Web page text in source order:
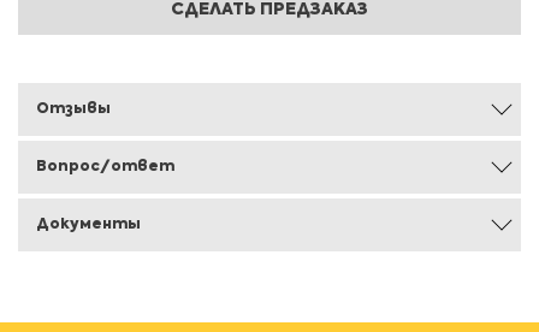
СДЕЛАТЬ ПРЕДЗАКАЗ
Отзывы
Вопрос/ответ
Документы